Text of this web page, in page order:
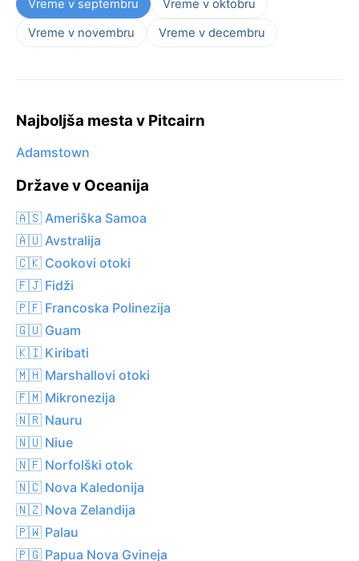
Vreme v septembru
Vreme v oktobru
Vreme v novembru
Vreme v decembru
Najboljša mesta v Pitcairn
Adamstown
Države v Oceanija
🇦🇸 Ameriška Samoa
🇦🇺 Avstralija
🇨🇰 Cookovi otoki
🇫🇯 Fidži
🇵🇫 Francoska Polinezija
🇬🇺 Guam
🇰🇮 Kiribati
🇲🇭 Marshallovi otoki
🇫🇲 Mikronezija
🇳🇷 Nauru
🇳🇺 Niue
🇳🇫 Norfolški otok
🇳🇨 Nova Kaledonija
🇳🇿 Nova Zelandija
🇵🇼 Palau
🇵🇬 Papua Nova Gvineja